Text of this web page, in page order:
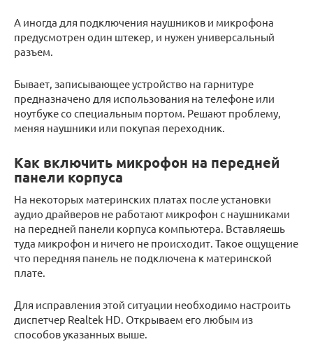
А иногда для подключения наушников и микрофона
предусмотрен один штекер, и нужен универсальный
разъем.
Бывает, записывающее устройство на гарнитуре
предназначено для использования на телефоне или
ноутбуке со специальным портом. Решают проблему,
меняя наушники или покупая переходник.
Как включить микрофон на передней
панели корпуса
На некоторых материнских платах после установки
аудио драйверов не работают микрофон с наушниками
на передней панели корпуса компьютера. Вставляешь
туда микрофон и ничего не происходит. Такое ощущение
что передняя панель не подключена к материнской
плате.
Для исправления этой ситуации необходимо настроить
диспетчер Realtek HD. Открываем его любым из
способов указанных выше.